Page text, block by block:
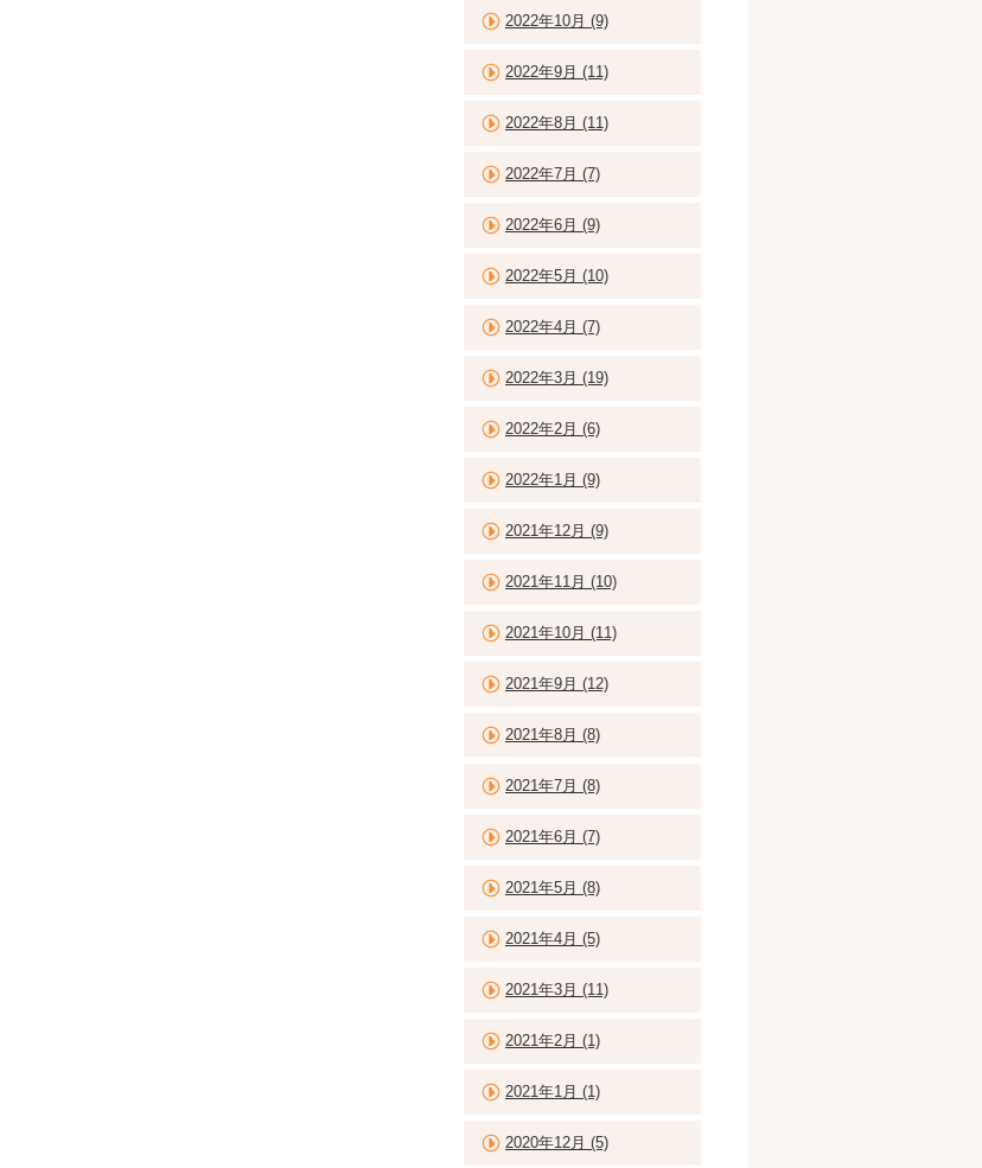
2022年10月 (9)
2022年9月 (11)
2022年8月 (11)
2022年7月 (7)
2022年6月 (9)
2022年5月 (10)
2022年4月 (7)
2022年3月 (19)
2022年2月 (6)
2022年1月 (9)
2021年12月 (9)
2021年11月 (10)
2021年10月 (11)
2021年9月 (12)
2021年8月 (8)
2021年7月 (8)
2021年6月 (7)
2021年5月 (8)
2021年4月 (5)
2021年3月 (11)
2021年2月 (1)
2021年1月 (1)
2020年12月 (5)